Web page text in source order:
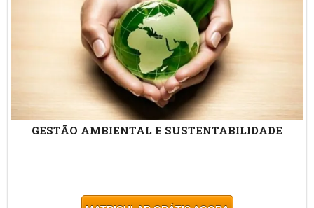
GESTÃO AMBIENTAL E SUSTENTABILIDADE